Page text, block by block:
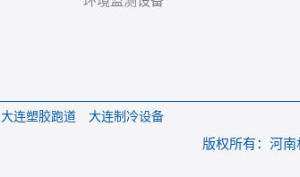
大连塑胶跑道 大连制冷设备
版权所有：河